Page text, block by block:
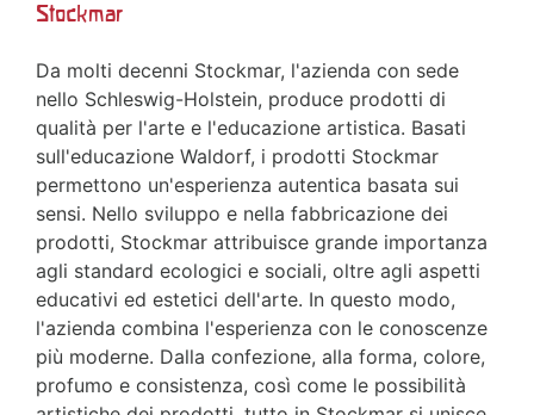
Stockmar
Da molti decenni Stockmar, l'azienda con sede
nello Schleswig-Holstein, produce prodotti di
qualità per l'arte e l'educazione artistica. Basati
sull'educazione Waldorf, i prodotti Stockmar
permettono un'esperienza autentica basata sui
sensi. Nello sviluppo e nella fabbricazione dei
prodotti, Stockmar attribuisce grande importanza
agli standard ecologici e sociali, oltre agli aspetti
educativi ed estetici dell'arte. In questo modo,
l'azienda combina l'esperienza con le conoscenze
più moderne. Dalla confezione, alla forma, colore,
profumo e consistenza, così come le possibilità